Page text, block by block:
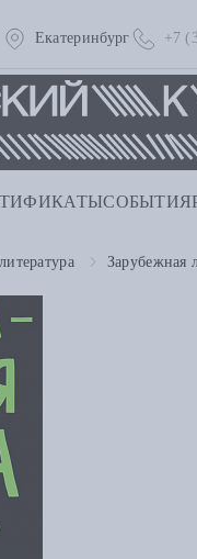
Екатеринбург +7
СОБЫТИЯ
Зарубежная